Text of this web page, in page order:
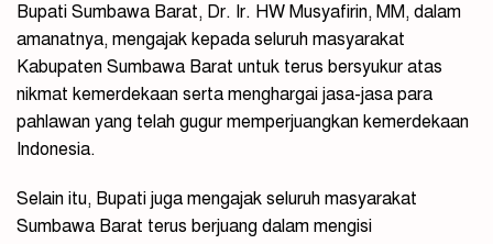
Bupati Sumbawa Barat, Dr. Ir. HW Musyafirin, MM, dalam
amanatnya, mengajak kepada seluruh masyarakat
Kabupaten Sumbawa Barat untuk terus bersyukur atas
nikmat kemerdekaan serta menghargai jasa-jasa para
pahlawan yang telah gugur memperjuangkan kemerdekaan
Indonesia.
Selain itu, Bupati juga mengajak seluruh masyarakat
Sumbawa Barat terus berjuang dalam mengisi